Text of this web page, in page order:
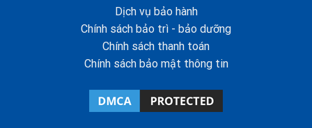
Dịch vụ bảo hành
Chính sách bảo trì - bảo dưỡng
Chính sách thanh toán
Chính sách bảo mật thông tin